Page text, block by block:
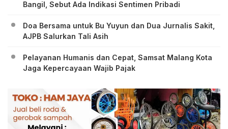
Bangil, Sebut Ada Indikasi Sentimen Pribadi
Doa Bersama untuk Bu Yuyun dan Dua Jurnalis Sakit,
AJPB Salurkan Tali Asih
Pelayanan Humanis dan Cepat, Samsat Malang Kota
Jaga Kepercayaan Wajib Pajak